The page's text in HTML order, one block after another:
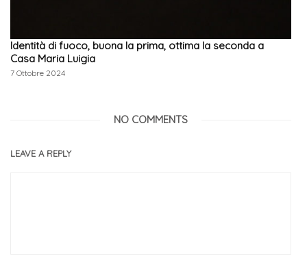
Identità di fuoco, buona la prima, ottima la seconda a
Casa Maria Luigia
7 Ottobre 2024
NO COMMENTS
LEAVE A REPLY